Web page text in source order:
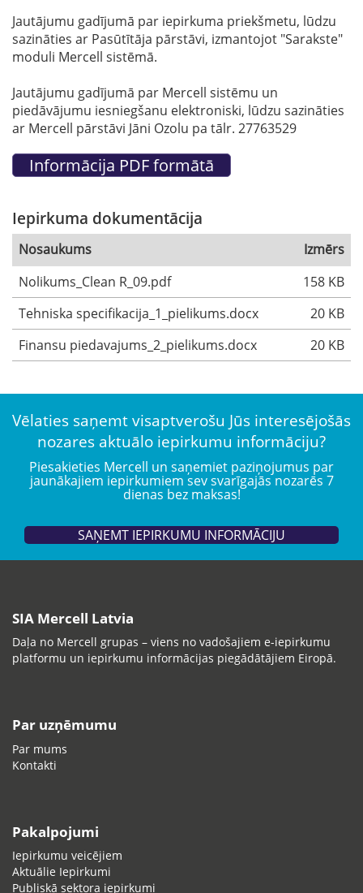
Jautājumu gadījumā par iepirkuma priekšmetu, lūdzu
sazināties ar Pasūtītāja pārstāvi, izmantojot "Sarakste"
moduli Mercell sistēmā.
Jautājumu gadījumā par Mercell sistēmu un
piedāvājumu iesniegšanu elektroniski, lūdzu sazināties
ar Mercell pārstāvi Jāni Ozolu pa tālr. 27763529
Iepirkuma dokumentācija
Nosaukums
Izmērs
Nolikums_Clean R_09.pdf
158 KB
Tehniska specifikacija_1_pielikums.docx
20 KB
Finansu piedavajums_2_pielikums.docx
20 KB
Vēlaties saņemt visaptverošu Jūs interesējošās
nozares aktuālo iepirkumu informāciju?
Piesakieties Mercell un saņemiet paziņojumus par
jaunākajiem iepirkumiem sev svarīgajās nozarēs 7
dienas bez maksas!
SAŅEMT IEPIRKUMU INFORMĀCIJU
SIA Mercell Latvia
Daļa no Mercell grupas – viens no vadošajiem e-iepirkumu
platformu un iepirkumu informācijas piegādātājiem Eiropā.
Par uzņēmumu
Par mums
Kontakti
Pakalpojumi
Iepirkumu veicējiem
Aktuālie Iepirkumi
Publiskā sektora iepirkumi